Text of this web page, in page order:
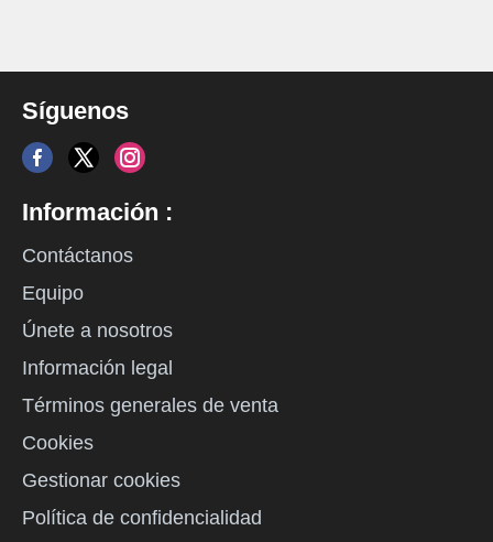
Síguenos
Información :
Contáctanos
Equipo
Únete a nosotros
Información legal
Términos generales de venta
Cookies
Gestionar cookies
Política de confidencialidad